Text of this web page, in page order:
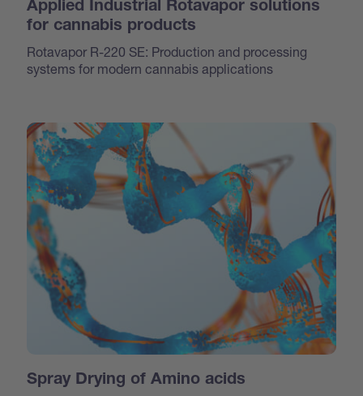
Applied Industrial Rotavapor solutions
for cannabis products
Rotavapor R-220 SE: Production and processing
systems for modern cannabis applications
Spray Drying of Amino acids